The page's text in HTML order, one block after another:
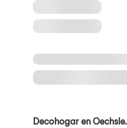
Decohogar en